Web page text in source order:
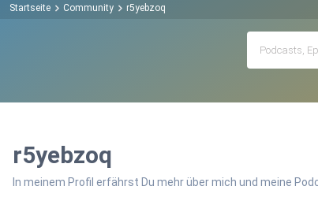
Startseite Community r5yebzoq
r5yebzoq
In meinem Profil erfährst Du mehr über mich und meine